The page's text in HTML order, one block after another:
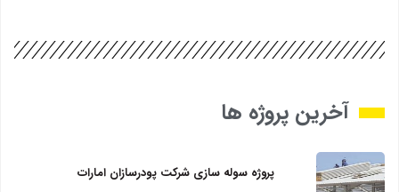
آخرین پروژه ها
پروژه سوله سازی شرکت پودرسازان امارات